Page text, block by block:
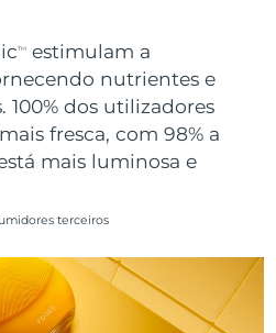
TM
estimulam a
nutrientes e
dos utilizadores
fresca, com 98% a
mais luminosa e
terceiros
Entrega prevista
Entrega prevista8/10/26
Entrega prevista 8/10/26